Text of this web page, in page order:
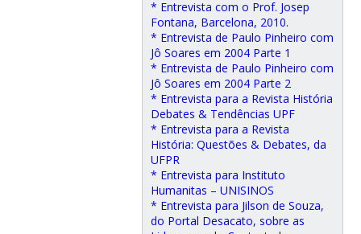
* Entrevista com o Prof. Josep
Fontana, Barcelona, 2010.
* Entrevista de Paulo Pinheiro com
Jô Soares em 2004 Parte 1
* Entrevista de Paulo Pinheiro com
Jô Soares em 2004 Parte 2
* Entrevista para a Revista História
Debates & Tendências UPF
* Entrevista para a Revista
História: Questões & Debates, da
UFPR
* Entrevista para Instituto
Humanitas – UNISINOS
* Entrevista para Jilson de Souza,
do Portal Desacato, sobre as